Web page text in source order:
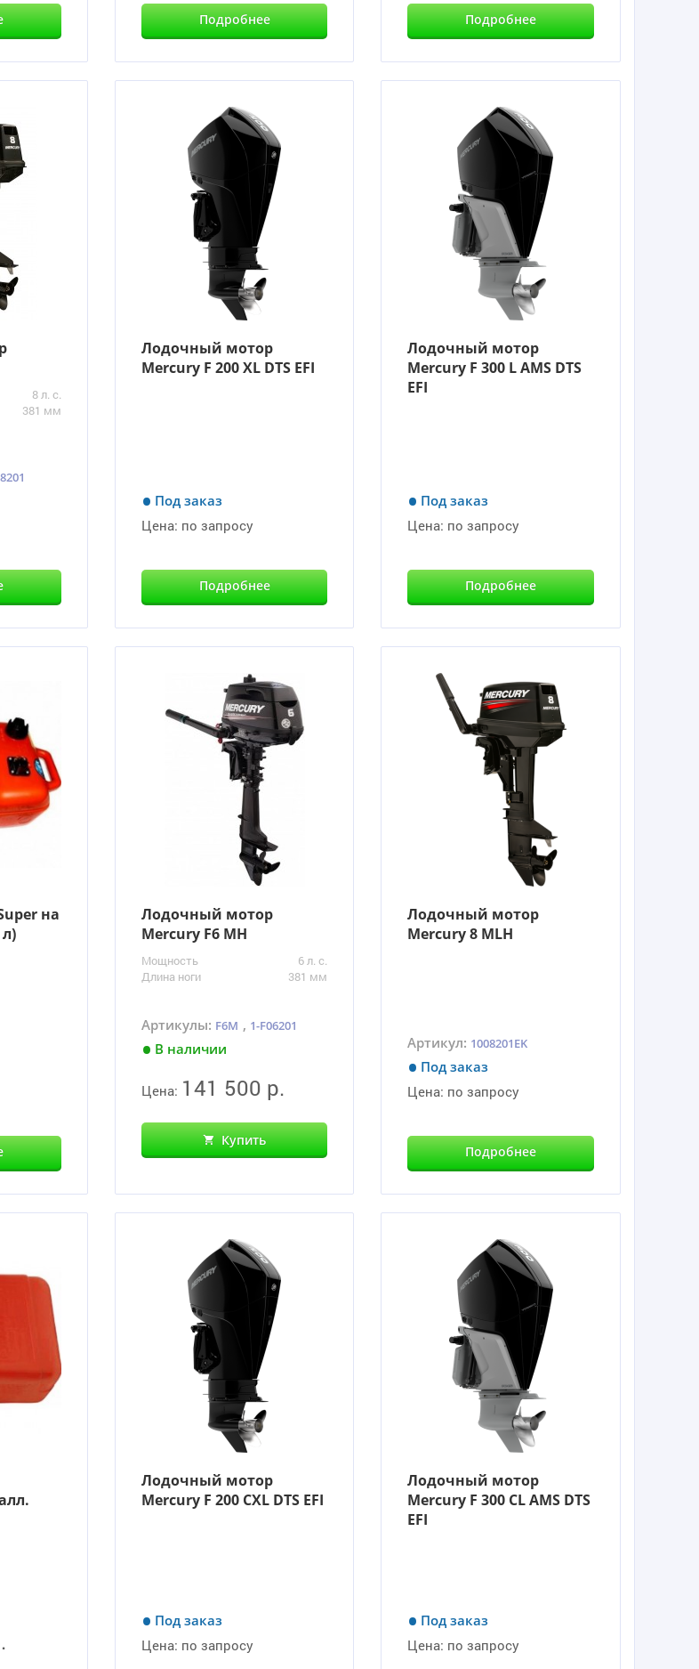
Подробнее Подробнее
8 л. с.
381 мм
Лодочный мотор
Mercury F 200 XL DTS EFI
Под заказ
Цена: по запросу
Подробнее
Лодочный мотор
Mercury F 300 L AMS DTS
EFI
Под заказ
Цена: по запросу
Подробнее
на
Лодочный мотор
Mercury F6 MH
6 л. с.
Мощность
381 мм
Длина ноги
Артикулы: F6M , 1-F06201
В наличии
Цена: 141 500 р.
Купить
Лодочный мотор
Mercury 8 MLH
Артикул: 1008201EK
Под заказ
Цена: по запросу
Подробнее
Лодочный мотор
Mercury F 200 CXL DTS EFI
Под заказ
Цена: по запросу
Лодочный мотор
Mercury F 300 CL AMS DTS
EFI
Под заказ
Цена: по запросу